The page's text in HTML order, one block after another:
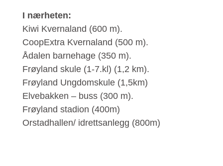
I nærheten:
Kiwi Kvernaland (600 m).
CoopExtra Kvernaland (500 m).
Ådalen barnehage (350 m).
Frøyland skule (1-7.kl) (1,2 km).
Frøyland Ungdomskule (1,5km)
Elvebakken – buss (300 m).
Frøyland stadion (400m)
Orstadhallen/ idrettsanlegg (800m)